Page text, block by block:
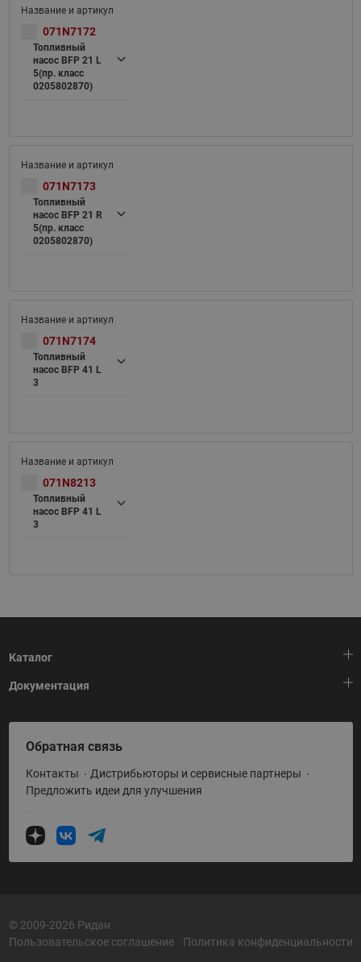
071N7172
Топливный
насос BFP 21 L
5(пр. класс
0205802870)
071N7173
Топливный
насос BFP 21 R
5(пр. класс
0205802870)
071N7174
Топливный
насос BFP 41 L
3
071N8213
Топливный
насос BFP 41 L
3
Каталог
Тепловая автоматика
Холодильная техника
Приводная техника
Промышленная автоматика
Теплообменное оборудование
Насосное оборудование
Документация
HeatPlatform (Тепловая платформа)
Полезные программы и инструменты
Условия поставки
Обратная связь
Контакты
Дистрибьюторы и сервисные партнеры
Предложить идеи для улучшения
© 2009-2026 Ридан
Пользовательское соглашение
Политика конфиденциальности